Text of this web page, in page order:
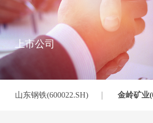
上市公司
山东钢铁(600022.SH) | 金岭矿业